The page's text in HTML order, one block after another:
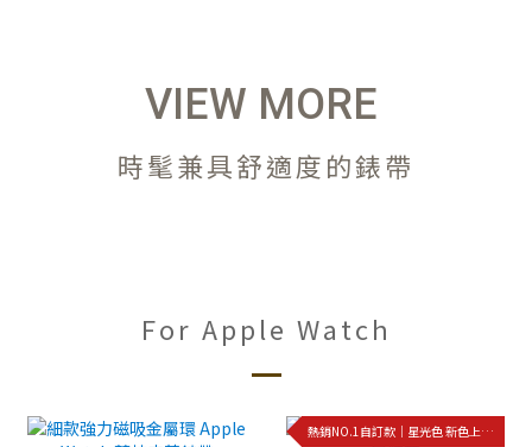
VIEW MORE
時髦兼具舒適度的錶帶
For Apple Watch
熱銷NO.1自訂款｜星光色 新色上架!!